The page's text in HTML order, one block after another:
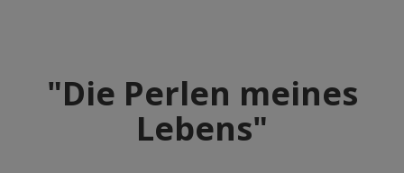
"Die Perlen meines
Lebens"